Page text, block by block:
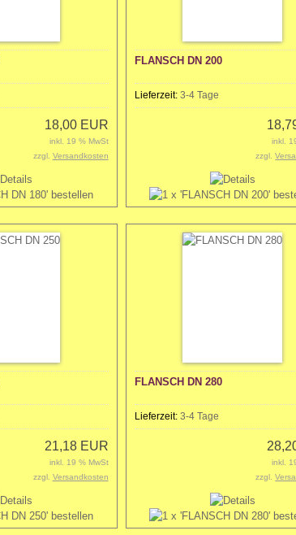
18,00 EUR
inkl. 19 % MwSt
zzgl. Versandkosten
FLANSCH DN 200
Lieferzeit: 3-4 Tage
inkl.
zzgl.
21,18 EUR
inkl. 19 % MwSt
zzgl. Versandkosten
FLANSCH DN 280
Lieferzeit: 3-4 Tage
inkl.
zzgl.